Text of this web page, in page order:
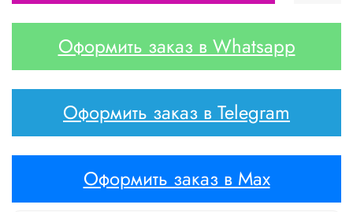
Оформить заказ в Whatsapp
Оформить заказ в Telegram
Оформить заказ в Max